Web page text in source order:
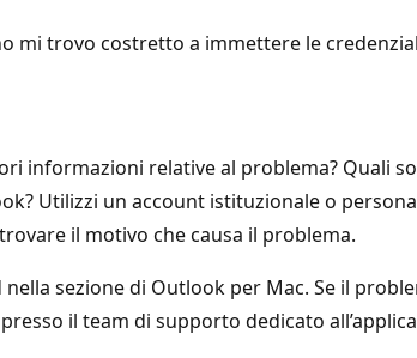
mi trovo costretto a immettere le
informazioni relative al problema? Quali
Utilizzi un account istituzionale o
il motivo che causa il problema.
sezione di Outlook per Mac. Se il
il team di supporto dedicato